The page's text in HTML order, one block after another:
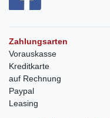
Zahlungsarten
Vorauskasse
Kreditkarte
auf Rechnung
Paypal
Leasing